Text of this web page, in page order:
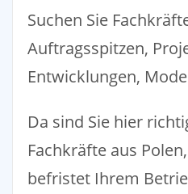
Suchen Sie
Auftragsspitzen,
Entwicklungen,
Da sind Sie hier
Fachkräfte aus
befristet Ihrem